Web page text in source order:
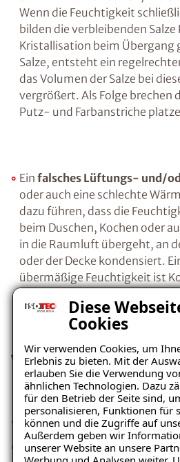
Diese
Cookies
Wir verwenden Cookies, um
Erlebnis zu bieten. Mit der
erlauben Sie die Verwendung
ähnlichen Technologien. Dazu
für den Betrieb der Seite sind,
personalisieren, Funktionen für
können und die Zugriffe auf
Außerdem geben wir
unserer Website an unsere
Durch hygroskopische Feuchte
der Salze
Hygroskopische Feuchte
Chloride und Nitrate, die über
Feuchtigkeit schließlich
die verbleibenden Salze
Kristallisation beim Übergang
kristalline Salze, entsteht ein
Sprengdruck, da sich das
bei diesem Vorgang
brechen die Baustoffporen
Farbanstriche platzen ab.
Einfalsches Lüftungs- und/
Heizungsverhaltenoder auch
Wärmedämmung können
die Feuchtigkeit, die
Duschen, Kochen oder auch
in die Raumluft übergeht, an
Ratgeber „Sofort-
Feuchtigkeit“
– jetzt kostenlos
herunterladen!
Kostenlosen
Voraussetzung für den Erhalt
Ratgebers ist die Anmeldung